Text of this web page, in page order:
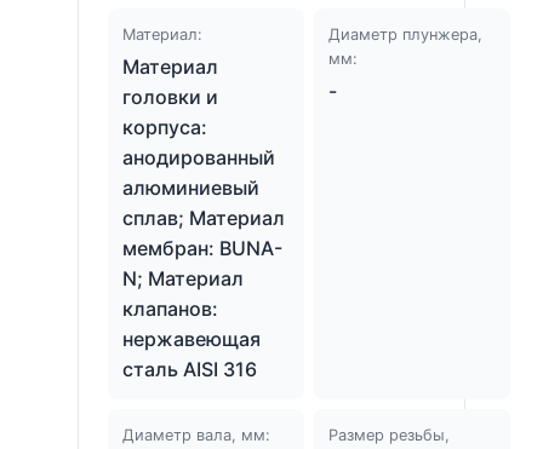
Материал:
Материал
головки и
корпуса:
анодированный
алюминиевый
сплав; Материал
мембран: BUNA-
N; Материал
клапанов:
нержавеющая
сталь AISI 316
Диаметр плунжера,
мм:
-
Диаметр вала, мм:
Размер резьбы,